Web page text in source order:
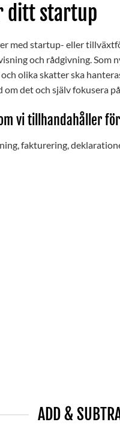
ditt startup
med startup- eller
och rådgivning. Som
olika skatter ska
det och själv fokusera
vi tillhandahåller
fakturering,
ADD &